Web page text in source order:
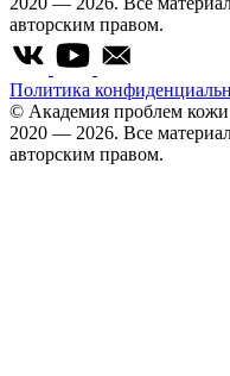
авторским правом.
Политика
© Академия проблем
2020 — 2026. Все
авторским правом.